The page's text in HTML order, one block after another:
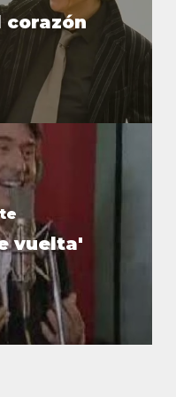
corazón
vuelta'